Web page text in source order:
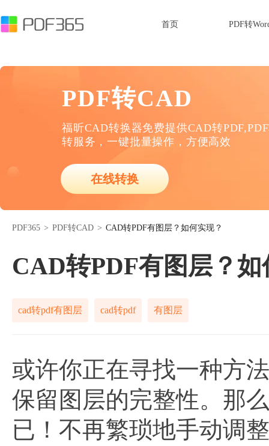
首页 PDF转
PDF转CAD
福昕CAD转换器免费提供CAD转
转服务，一键批量操作，方便高效
在线转换
PDF365 > PDF转CAD > CAD转PDF有图层？如何实现？
CAD转PDF有图层？
cad转pdf有图层 cad转pdf 有图层
或许你正在寻找一种方
保留图层的完整性。那
已！不再繁琐地手动调